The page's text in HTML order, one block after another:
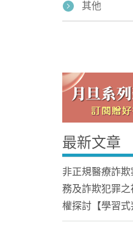
Home
其他
最新文章
非正規醫療詐
務及詐欺犯罪
權探討【學習式